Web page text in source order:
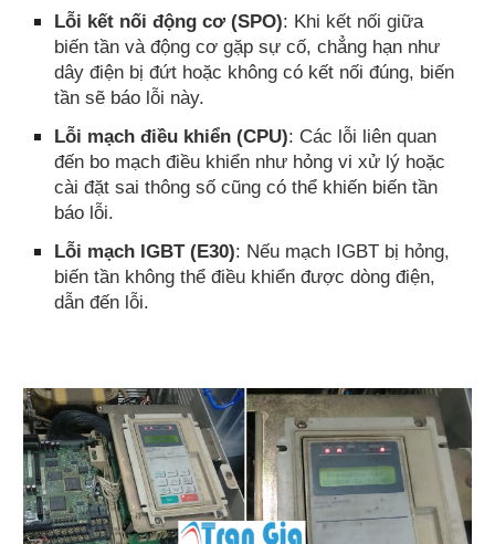
Lỗi kết nối động cơ (SPO): Khi kết nối giữa
biến tần và động cơ gặp sự cố, chẳng hạn như
dây điện bị đứt hoặc không có kết nối đúng, biến
tần sẽ báo lỗi này.
Lỗi mạch điều khiển (CPU): Các lỗi liên quan
đến bo mạch điều khiển như hỏng vi xử lý hoặc
cài đặt sai thông số cũng có thể khiến biến tần
báo lỗi.
Lỗi mạch IGBT (E30): Nếu mạch IGBT bị hỏng,
biến tần không thể điều khiển được dòng điện,
dẫn đến lỗi.